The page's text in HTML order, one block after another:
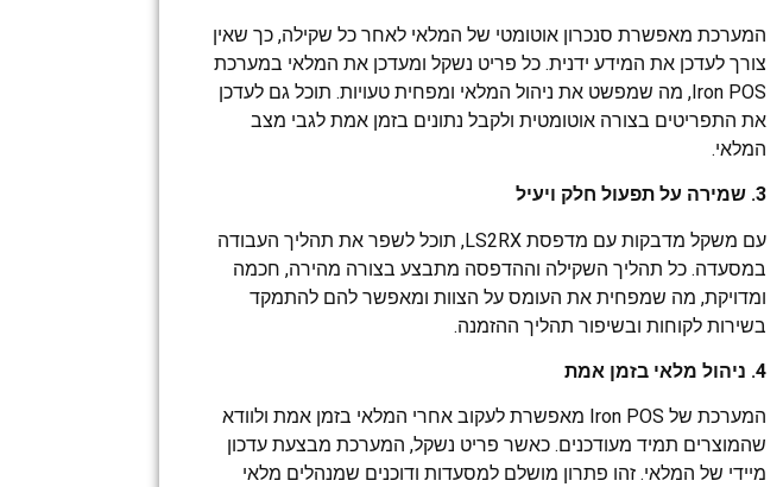
המערכת מאפשרת סנכרון אוטומטי של המלאי לאחר כל שקילה, כך שאין
צורך לעדכן את המידע ידנית. כל פריט נשקל ומעדכן את המלאי במערכת
Iron POS, מה שמפשט את ניהול המלאי ומפחית טעויות. תוכל גם לעדכן
את התפריטים בצורה אוטומטית ולקבל נתונים בזמן אמת לגבי מצב
המלאי.
3. שמירה על תפעול חלק ויעיל
עם משקל מדבקות עם מדפסת LS2RX, תוכל לשפר את תהליך העבודה
במסעדה. כל תהליך השקילה וההדפסה מתבצע בצורה מהירה, חכמה
ומדויקת, מה שמפחית את העומס על הצוות ומאפשר להם להתמקד
בשירות לקוחות ובשיפור תהליך ההזמנה.
4. ניהול מלאי בזמן אמת
המערכת של Iron POS מאפשרת לעקוב אחרי המלאי בזמן אמת ולוודא
שהמוצרים תמיד מעודכנים. כאשר פריט נשקל, המערכת מבצעת עדכון
מיידי של המלאי. זהו פתרון מושלם למסעדות ודוכנים שמנהלים מלאי